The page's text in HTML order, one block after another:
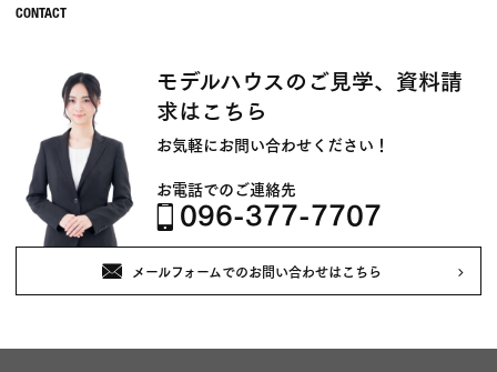
モデルハウスのご見学、資料請
求はこちら
お気軽にお問い合わせください！
お電話でのご連絡先
096-377-7707
メールフォームでのお問い合わせはこちら